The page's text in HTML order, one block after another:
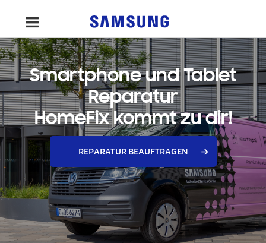
Smartphone und Tablet
Reparatur
HomeFix kommt zu dir!
REPARATUR BEAUFTRAGEN